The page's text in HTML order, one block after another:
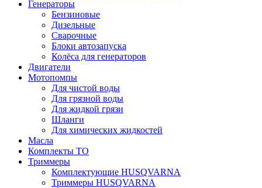
Генераторы
Бензиновые
Дизельные
Сварочные
Блоки автозапуска
Колёса для генераторов
Двигатели
Мотопомпы
Для чистой воды
Для грязной воды
Для жидкой грязи
Шланги
Для химических жидкостей
Масла
Комплекты ТО
Триммеры
Комплектующие HUSQVARNA
Триммеры HUSQVARNA